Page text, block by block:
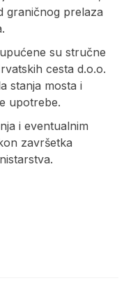
graničnog prelaza
su stručne
cesta d.o.o.
stanja mosta i
upotrebe.
i eventualnim
završetka